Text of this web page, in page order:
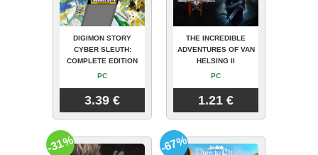
DIGIMON STORY
CYBER SLEUTH:
COMPLETE EDITION
PC
3.39 €
THE INCREDIBLE
ADVENTURES OF VAN
HELSING II
PC
1.21 €
-31% -67%